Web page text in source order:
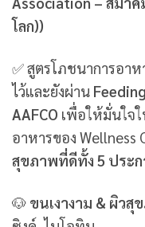
โลก))
✅ สูตรโภชนาการอาห
ไว้และยังผ่าน
AAFCO เพื่อให้มั่นใจ
อาหารของ Wellness
สุขภาพที่ดีทั้ง 5 ประก
🐶 ขนเงางาม & ผิวสุ